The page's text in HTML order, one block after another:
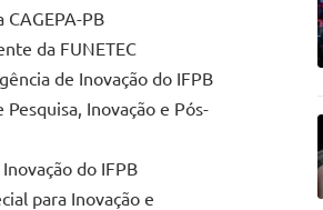
PB
da FUNETEC
de Inovação do IFPB
Inovação e Pós-
do IFPB
para Inovação e